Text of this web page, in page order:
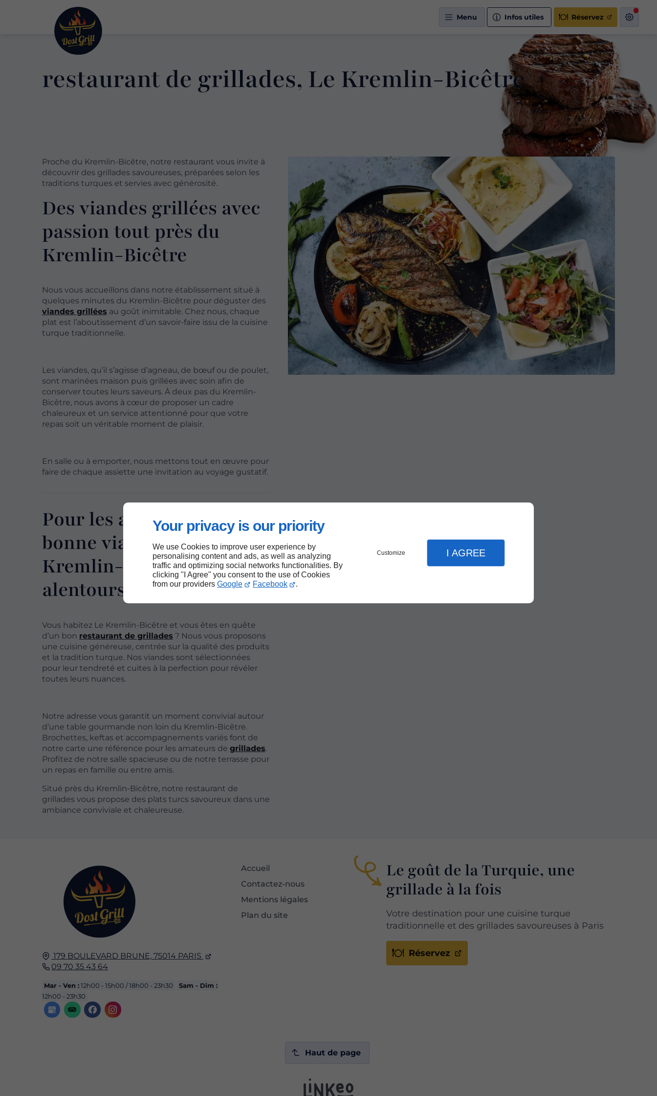
Your privacy is our priority
We use Cookies to improve user experience by
personalising content and ads, as well as analyzing
traffic and optimizing social networks functionalities. By
clicking "I Agree" you consent to the use of Cookies
from our providers Google Facebook .
Customize I AGREE
Menu Infos utiles Réservez
restaurant de grillades, Le Kremlin-Bicêtre
Proche du Kremlin-Bicêtre, notre restaurant vous invite à
découvrir des grillades savoureuses, préparées selon les
traditions turques et servies avec générosité.
Des viandes grillées avec
passion tout près du
Kremlin-Bicêtre
Nous vous accueillons dans notre établissement situé à
quelques minutes du Kremlin-Bicêtre pour déguster des
viandes grillées au goût inimitable. Chez nous, chaque
plat est l’aboutissement d’un savoir-faire issu de la cuisine
turque traditionnelle.
Les viandes, qu’il s’agisse d’agneau, de bœuf ou de poulet,
sont marinées maison puis grillées avec soin afin de
conserver toutes leurs saveurs. À deux pas du Kremlin-
Bicêtre, nous avons à cœur de proposer un cadre
chaleureux et un service attentionné pour que votre
repas soit un véritable moment de plaisir.
En salle ou à emporter, nous mettons tout en œuvre pour
faire de chaque assiette une invitation au voyage gustatif.
Pour les amateurs de
bonne viande au
Kremlin-Bicêtre et
alentours
Vous habitez Le Kremlin-Bicêtre et vous êtes en quête
d’un bon restaurant de grillades ? Nous vous proposons
une cuisine généreuse, centrée sur la qualité des produits
et la tradition turque. Nos viandes sont sélectionnées
pour leur tendreté et cuites à la perfection pour révéler
toutes leurs nuances.
Notre adresse vous garantit un moment convivial autour
d’une table gourmande non loin du Kremlin-Bicêtre.
Brochettes, keftas et accompagnements variés font de
notre carte une référence pour les amateurs de grillades.
Profitez de notre salle spacieuse ou de notre terrasse pour
un repas en famille ou entre amis.
Situé près du Kremlin-Bicêtre, notre restaurant de
grillades vous propose des plats turcs savoureux dans une
ambiance conviviale et chaleureuse.
179 BOULEVARD BRUNE, 75014 PARIS
09 70 35 43 64
Mar - Ven :12h00 - 15h00 / 18h00 - 23h30
Sam - Dim :
12h00 - 23h30
Accueil
Contactez-nous
Mentions légales
Plan du site
Le goût de la Turquie, une
grillade à la fois
Votre destination pour une cuisine turque
traditionnelle et des grillades savoureuses à Paris
Réservez
Haut de page